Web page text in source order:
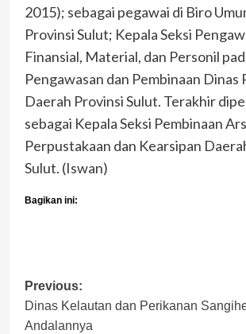
2015); sebagai pegawai di Biro
Provinsi Sulut; Kepala Seksi
Finansial, Material, dan Personil
Pengawasan dan Pembinaan Dinas
Daerah Provinsi Sulut. Terakhir
sebagai Kepala Seksi Pembinaan
Perpustakaan dan Kearsipan
Sulut. (Iswan)
Bagikan ini:
Post
navigation
Previous:
Dinas Kelautan dan Perikanan
Andalannya